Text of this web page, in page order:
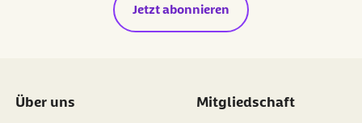
Jetzt abonnieren
Über uns Mitgliedschaft